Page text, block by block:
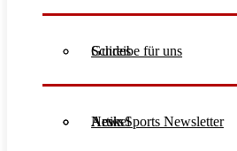
Schreibe für uns
Aesir Sports Newsletter
Guides
Artikel
News